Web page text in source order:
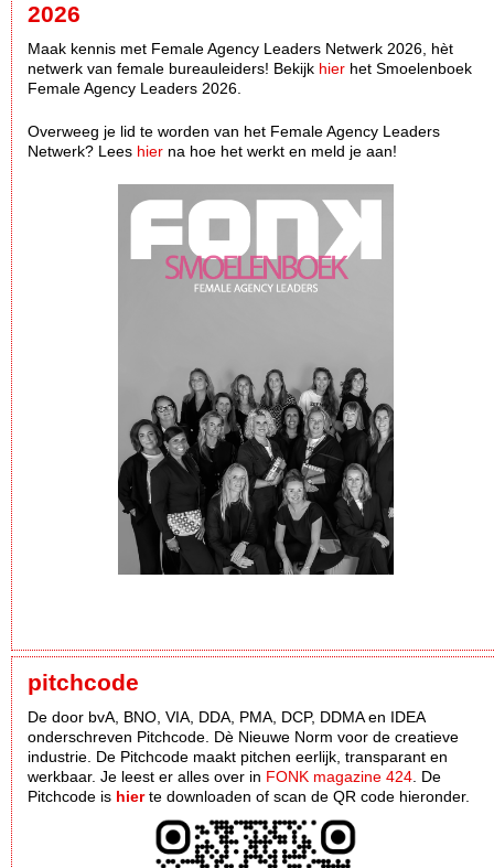
2026
Maak kennis met Female Agency Leaders Netwerk 2026, hèt
netwerk van female bureauleiders! Bekijk hier het Smoelenboek
Female Agency Leaders 2026.
Overweeg je lid te worden van het Female Agency Leaders
Netwerk? Lees hier na hoe het werkt en meld je aan!
pitchcode
De door bvA, BNO, VIA, DDA, PMA, DCP, DDMA en IDEA
onderschreven Pitchcode. Dè Nieuwe Norm voor de creatieve
industrie. De Pitchcode maakt pitchen eerlijk, transparant en
werkbaar. Je leest er alles over in FONK magazine 424 . De
Pitchcode is hierte downloaden of scan de QR code hieronder.